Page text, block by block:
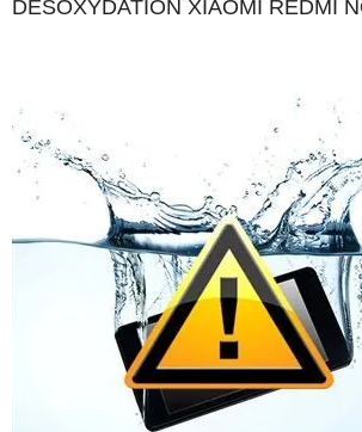
DÉSOXYDATION XIAOMI REDMI